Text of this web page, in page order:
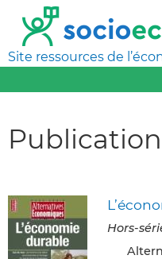
Site ressources de
Hors-